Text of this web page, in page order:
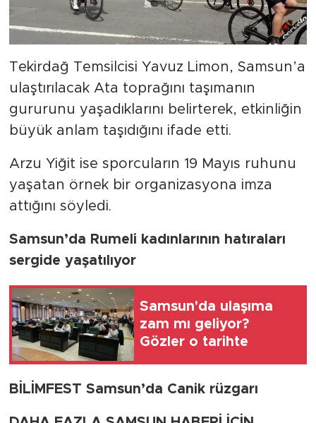
Tekirdağ Temsilcisi Yavuz Limon, Samsun’a
ulaştırılacak Ata toprağını taşımanın
gururunu yaşadıklarını belirterek, etkinliğin
büyük anlam taşıdığını ifade etti.
Arzu Yiğit ise sporcuların 19 Mayıs ruhunu
yaşatan örnek bir organizasyona imza
attığını söyledi.
Samsun’da Rumeli kadınlarının hatıraları
sergide yaşatılıyor
Samsun'da ulaşıma
zam mı geliyor?
Gözler o tarihte
BİLİMFEST Samsun’da Canik rüzgarı